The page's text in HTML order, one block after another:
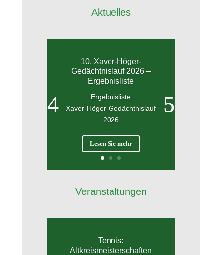
Aktuelles
10. Xaver-Höger-
Gedächtnislauf 2026 –
Ergebnisliste
Ergebnisliste
Xaver-Höger-Gedächtnislauf
2026
Lesen Sie mehr
Veranstaltungen
Tennis:
Altkreismeisterschaften